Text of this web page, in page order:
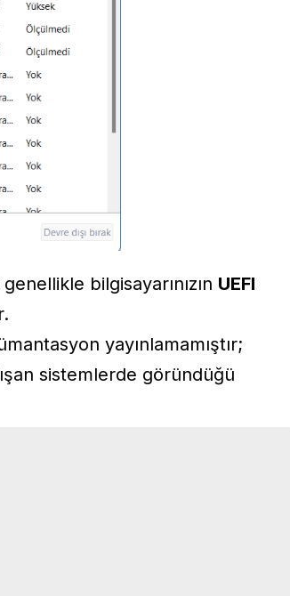
bilgisayarınızın UEFI
yayınlamamıştır;
sistemlerde göründüğü